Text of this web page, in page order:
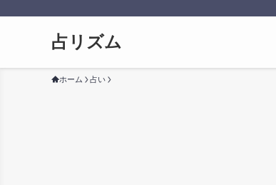
占リズム
ホーム 占い